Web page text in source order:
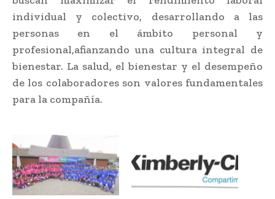
individual y colectivo, desarrollando a las
personas en el ámbito personal y
profesional,afianzando una cultura integral de
bienestar. La salud, el bienestar y el desempeño
de los colaboradores son valores fundamentales
para la compañía.